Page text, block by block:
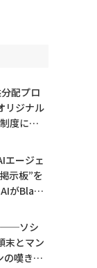
分配プロ
リジナル
度に移
エージェ
示板”を
がBlack
──ソシ
末とマン
の嘆きと